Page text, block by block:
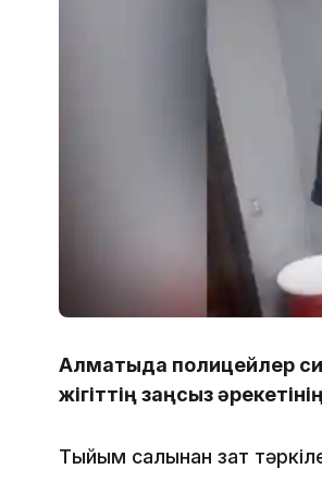
Алматыда полицейлер
жігіттің заңсыз
Тыйым салынған зат